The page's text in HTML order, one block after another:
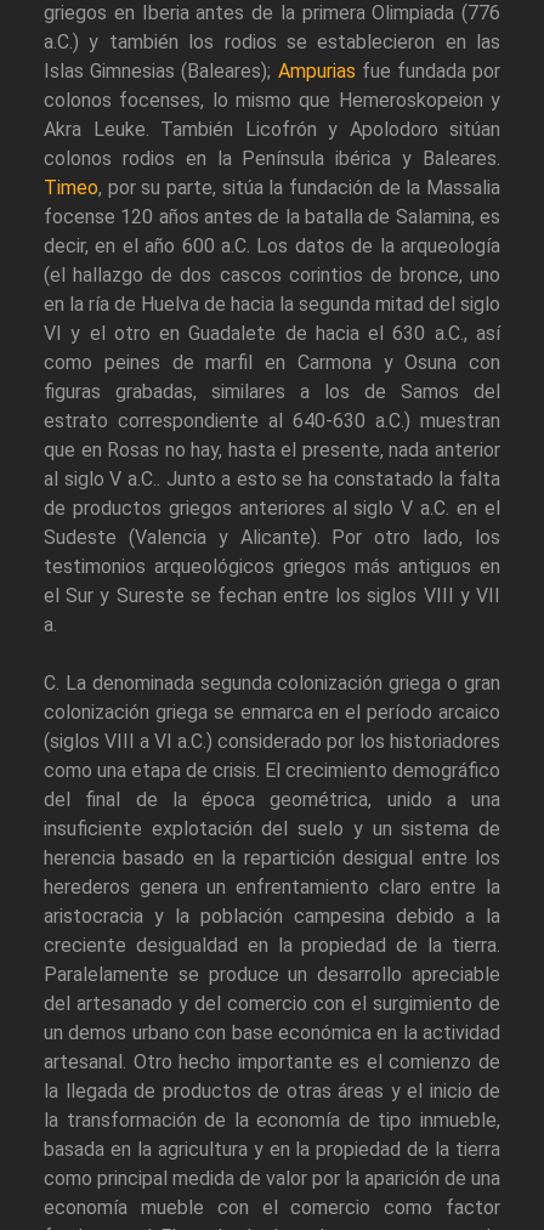
griegos en Iberia antes de la primera Olimpiada (776
a.C.) y también los rodios se establecieron en las
Islas Gimnesias (Baleares); Ampurias fue fundada por
colonos focenses, lo mismo que Hemeroskopeion y
Akra Leuke. También Licofrón y Apolodoro sitúan
colonos rodios en la Península ibérica y Baleares.
Timeo, por su parte, sitúa la fundación de la Massalia
focense 120 años antes de la batalla de Salamina, es
decir, en el año 600 a.C. Los datos de la arqueología
(el hallazgo de dos cascos corintios de bronce, uno
en la ría de Huelva de hacia la segunda mitad del siglo
VI y el otro en Guadalete de hacia el 630 a.C., así
como peines de marfil en Carmona y Osuna con
figuras grabadas, similares a los de Samos del
estrato correspondiente al 640-630 a.C.) muestran
que en Rosas no hay, hasta el presente, nada anterior
al siglo V a.C.. Junto a esto se ha constatado la falta
de productos griegos anteriores al siglo V a.C. en el
Sudeste (Valencia y Alicante). Por otro lado, los
testimonios arqueológicos griegos más antiguos en
el Sur y Sureste se fechan entre los siglos VIII y VII
a.
C. La denominada segunda colonización griega o gran
colonización griega se enmarca en el período arcaico
(siglos VIII a VI a.C.) considerado por los historiadores
como una etapa de crisis. El crecimiento demográfico
del final de la época geométrica, unido a una
insuficiente explotación del suelo y un sistema de
herencia basado en la repartición desigual entre los
herederos genera un enfrentamiento claro entre la
aristocracia y la población campesina debido a la
creciente desigualdad en la propiedad de la tierra.
Paralelamente se produce un desarrollo apreciable
del artesanado y del comercio con el surgimiento de
un demos urbano con base económica en la actividad
artesanal. Otro hecho importante es el comienzo de
la llegada de productos de otras áreas y el inicio de
la transformación de la economía de tipo inmueble,
basada en la agricultura y en la propiedad de la tierra
como principal medida de valor por la aparición de una
economía mueble con el comercio como factor